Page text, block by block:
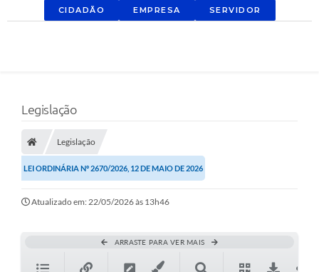
CIDADÃO EMPRESA SERVIDOR
Legislação
Legislação
LEI ORDINÁRIA Nº 2670/2026, 12 DE MAIO DE 2026
Atualizado em: 22/05/2026 às 13h46
ARRASTE PARA VER MAIS